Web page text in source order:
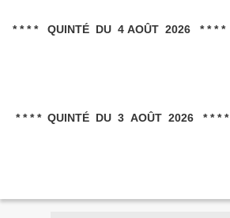
* * * * QUINTÉ DU 4 AOÛT 2026 * * * *
* * * * QUINTÉ DU 3 AOÛT 2026 * * * *